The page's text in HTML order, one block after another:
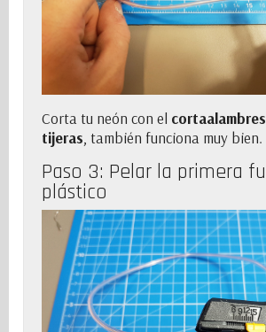
Corta tu neón con el cortaalambres
tijeras , también funciona muy bien.
Paso 3: Pelar la primera
plástico